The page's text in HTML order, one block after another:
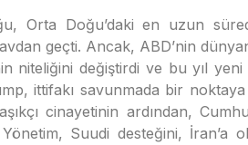
Orta Doğu’daki en uzun
geçti. Ancak, ABD’nin
niteliğini değiştirdi ve bu yıl yeni
ittifakı savunmada bir noktaya
cinayetinin ardından,
Suudi desteğini, İran’a